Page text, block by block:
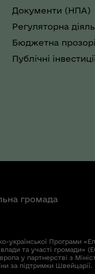
Документи (НПА)
Регуляторна
Бюджетна
Публічні
громада
української Програми
влади та участі громади»
у партнерстві з
за підтримки Швейцарії.